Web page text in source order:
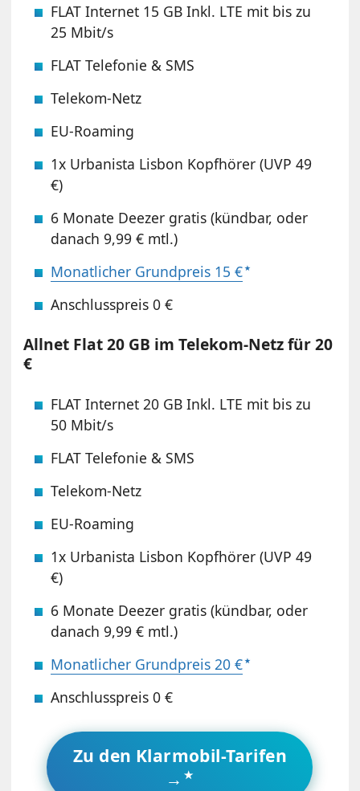
FLAT Internet 15 GB Inkl. LTE mit bis zu
25 Mbit/s
FLAT Telefonie & SMS
Telekom-Netz
EU-Roaming
1x Urbanista Lisbon Kopfhörer (UVP 49
€)
6 Monate Deezer gratis (kündbar, oder
danach 9,99 € mtl.)
Monatlicher Grundpreis 15 €
Anschlusspreis 0 €
Allnet Flat 20 GB im Telekom-Netz für 20
€
FLAT Internet 20 GB Inkl. LTE mit bis zu
50 Mbit/s
FLAT Telefonie & SMS
Telekom-Netz
EU-Roaming
1x Urbanista Lisbon Kopfhörer (UVP 49
€)
6 Monate Deezer gratis (kündbar, oder
danach 9,99 € mtl.)
Monatlicher Grundpreis 20 €
Anschlusspreis 0 €
Zu den Klarmobil-Tarifen
→